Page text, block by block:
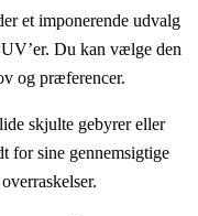
et imponerende udvalg
Du kan vælge den
og præferencer.
skjulte gebyrer eller
for sine gennemsigtige